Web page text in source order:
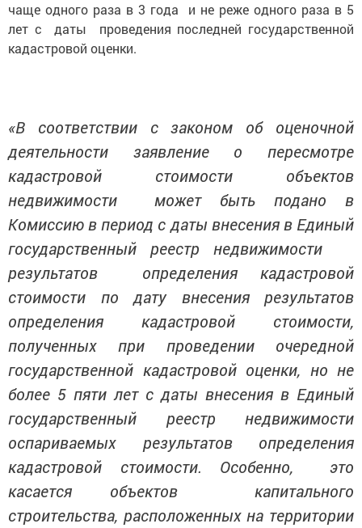
чаще одного раза в 3 года и не реже одного раза в 5
лет с даты проведения последней государственной
кадастровой оценки.
«В соответствии с законом об оценочной
деятельности заявление о пересмотре
кадастровой стоимости объектов
недвижимости может быть подано в
Комиссию в период с даты внесения в Единый
государственный реестр недвижимости
результатов определения кадастровой
стоимости по дату внесения результатов
определения кадастровой стоимости,
полученных при проведении очередной
государственной кадастровой оценки, но не
более 5 пяти лет с даты внесения в Единый
государственный реестр недвижимости
оспариваемых результатов определения
кадастровой стоимости. Особенно, это
касается объектов капитального
строительства, расположенных на территории